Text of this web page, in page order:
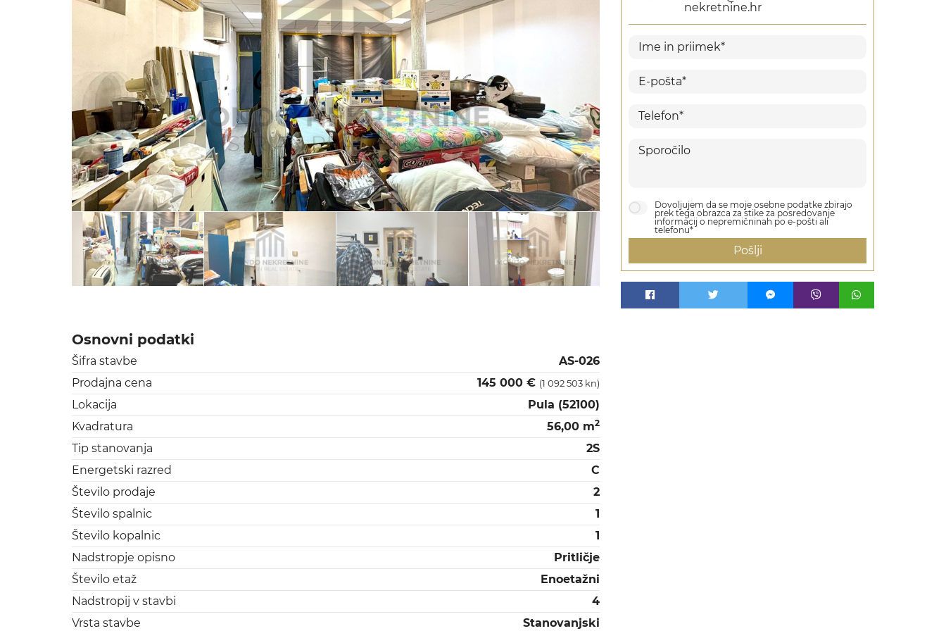
Osnovni podatki
Šifra stavbe
AS-026
Prodajna cena
145 000 € (1 092 503 kn)
Lokacija
Pula (52100)
Kvadratura
56,00 m2
Tip stanovanja
2S
Energetski razred
C
Število prodaje
2
Število spalnic
1
Število kopalnic
1
Nadstropje opisno
Pritličje
Število etaž
Enoetažni
Nadstropij v stavbi
4
Vrsta stavbe
Stanovanjski
nekretnine.hr
Dovoljujem da se moje osebne podatke zbirajo
prek tega obrazca za stike za posredovanje
informacij o nepremičninah po e-pošti ali
telefonu*
Pošlji